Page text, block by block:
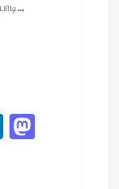
Li
nk
M